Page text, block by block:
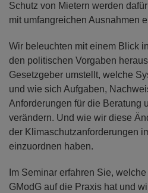
Schutz von Mietern werden
mit umfangreichen Ausnahmen
Wir beleuchten mit einem Blick
den politischen Vorgaben
Gesetzgeber umstellt, welche
und wie sich Aufgaben,
Anforderungen für die Beratung
verändern. Und wie wir diese
der Klimaschutzanforderungen
einzuordnen haben.
Im Seminar erfahren Sie,
GModG auf die Praxis hat und